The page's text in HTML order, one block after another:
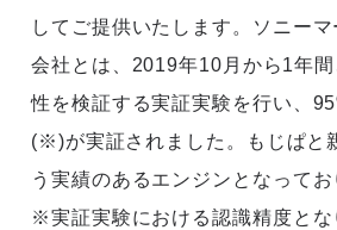
してご提供いたします。ソニー
会社とは、2019年10月から1年間
性を検証する実証実験を行い、
(※)が実証されました。もじぱと
う実績のあるエンジンとなってお
※実証実験における認識精度とな